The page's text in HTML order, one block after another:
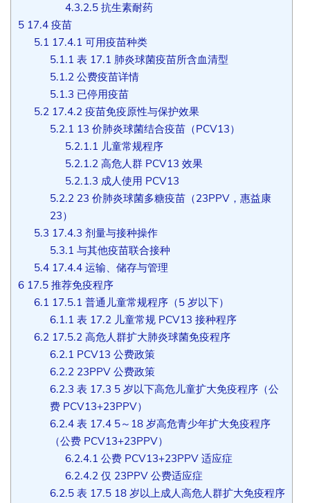
4.3.2.5 抗生素耐药
5 17.4 疫苗
5.1 17.4.1 可用疫苗种类
5.1.1 表 17.1 肺炎球菌疫苗所含血清型
5.1.2公费疫苗详情
5.1.3 已停用疫苗
5.217.4.2 疫苗免疫原性与保护效果
5.2.1 13 价肺炎球菌结合疫苗（PCV13）
5.2.1.1 儿童常规程序
5.2.1.2 高危人群 PCV13 效果
5.2.1.3 成人使用 PCV13
5.2.223 价肺炎球菌多糖疫苗（23PPV，惠益康
23）
5.3 17.4.3 剂量与接种操作
5.3.1 与其他疫苗联合接种
5.417.4.4 运输、储存与管理
6 17.5 推荐免疫程序
6.1 17.5.1 普通儿童常规程序（5 岁以下）
6.1.1 表 17.2 儿童常规 PCV13 接种程序
6.217.5.2 高危人群扩大肺炎球菌免疫程序
6.2.1 PCV13 公费政策
6.2.223PPV 公费政策
6.2.3 表 17.3 5 岁以下高危儿童扩大免疫程序（公
费 PCV13+23PPV）
6.2.4表 17.4 5～18 岁高危青少年扩大免疫程序
（公费 PCV13+23PPV）
6.2.4.1 公费 PCV13+23PPV 适应症
6.2.4.2 仅 23PPV 公费适应症
6.2.5表 17.5 18 岁以上成人高危人群扩大免疫程序